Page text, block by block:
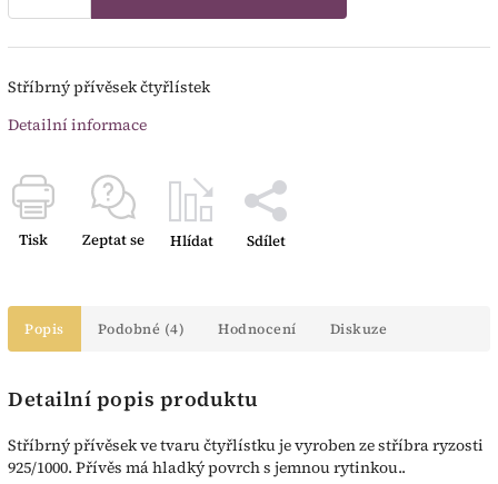
Stříbrný přívěsek čtyřlístek
Detailní informace
Tisk Zeptat se Hlídat Sdílet
Popis Podobné (4) Hodnocení Diskuze
Detailní popis produktu
Stříbrný přívěsek ve tvaru čtyřlístku je vyroben ze stříbra ryzosti
925/1000. Přívěs má hladký povrch s jemnou rytinkou..